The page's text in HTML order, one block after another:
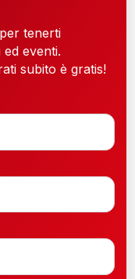
tenerti
eventi.
subito è gratis!